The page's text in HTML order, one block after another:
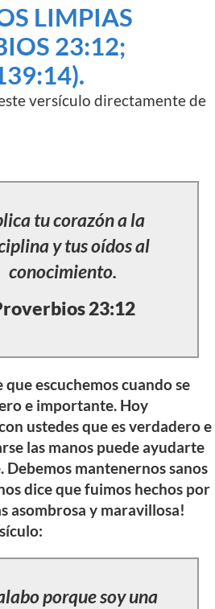
LIMPIAS
23:12;
versículo directamente de
tu corazón a la
y tus oídos al
conocimiento.
23:12
que escuchemos cuando se
e importante. Hoy
ustedes que es verdadero e
las manos puede ayudarte
Debemos mantenernos sanos
dice que fuimos hechos por
asombrosa y maravillosa!
porque soy una